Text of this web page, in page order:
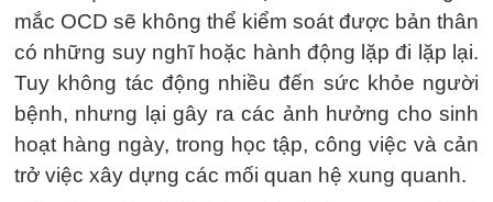
mắc OCD sẽ không thể kiểm soát được bản thân
có những suy nghĩ hoặc hành động lặp đi lặp lại.
Tuy không tác động nhiều đến sức khỏe người
bệnh, nhưng lại gây ra các ảnh hưởng cho sinh
hoạt hàng ngày, trong học tập, công việc và cản
trở việc xây dựng các mối quan hệ xung quanh.